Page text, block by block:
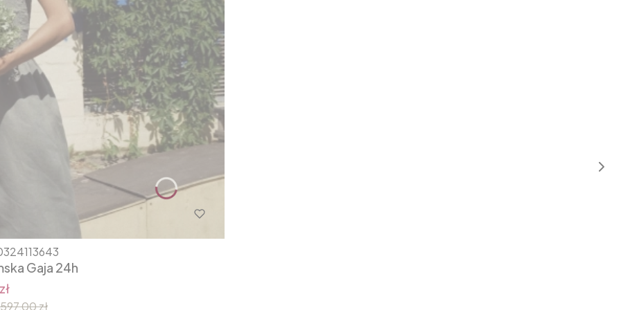
Gaja 24h
597,00 zł